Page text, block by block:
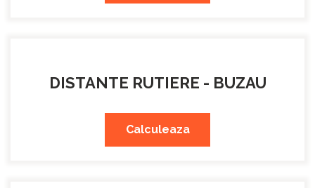
DISTANTE RUTIERE - BUZAU
Calculeaza